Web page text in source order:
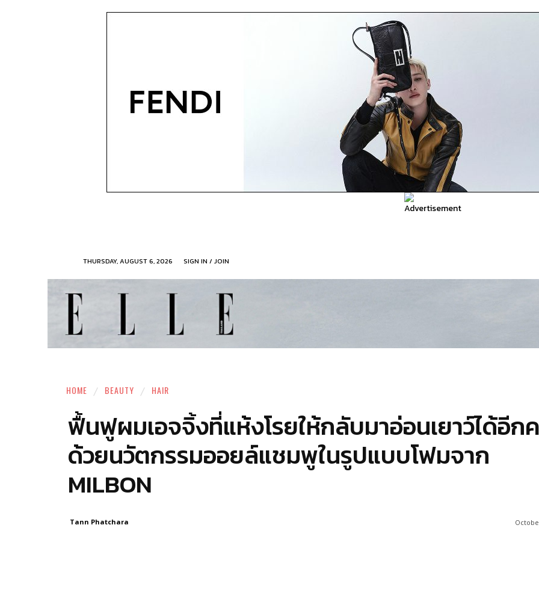
THURSDAY, AUGUST 6, 2026 SIGN IN / JOIN
HOME BEAUTY HAIR
ฟื้นฟูผมเอจจิ้งที่แห้งโรยให้กลับมาอ่อนเยาว์ได้อีก
ด้วยนวัตกรรมออยล์แชมพูในรูปแบบโฟมจาก
MILBON
Tann Phatchara